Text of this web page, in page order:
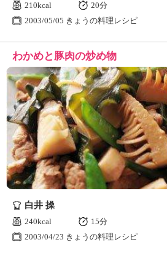
210kcal
20分
2003/05/05 きょうの料理レシピ
わかめと豚肉の炒め物
白井 操
240kcal
15分
2003/04/23 きょうの料理レシピ